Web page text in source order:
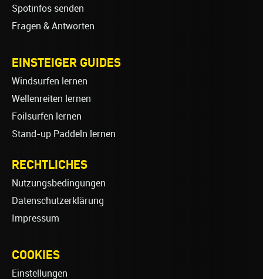
Spotinfos senden
Fragen & Antworten
EINSTEIGER GUIDES
Windsurfen lernen
Wellenreiten lernen
Foilsurfen lernen
Stand-up Paddeln lernen
RECHTLICHES
Nutzungsbedingungen
Datenschutzerklärung
Impressum
COOKIES
Einstellungen